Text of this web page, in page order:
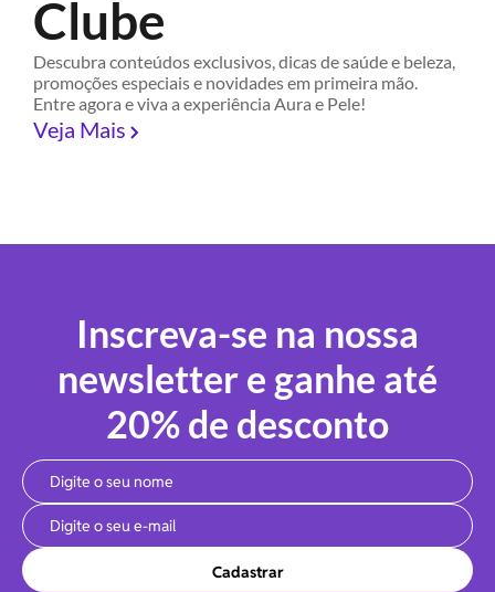
Clube
Descubra conteúdos exclusivos, dicas de saúde e beleza,
promoções especiais e novidades em primeira mão.
Entre agora e viva a experiência Aura e Pele!
Veja Mais
Inscreva-se na nossa
newsletter e ganhe até
20% de desconto
Cadastrar